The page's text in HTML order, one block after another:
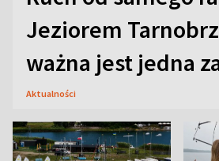
Jeziorem
ważna jest jedna
Aktualności